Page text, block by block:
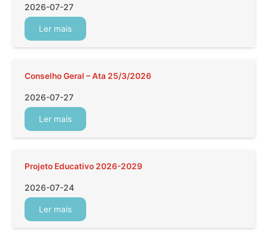
2026-07-27
Ler mais
Conselho Geral – Ata 25/3/2026
2026-07-27
Ler mais
Projeto Educativo 2026-2029
2026-07-24
Ler mais